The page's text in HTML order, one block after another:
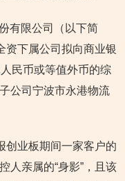
有限公司（以下简
资下属公司拟向商业银
民币或等值外币的综
公司宁波市永港物流
创业板期间一家客户的
人亲属的“身影”，且该